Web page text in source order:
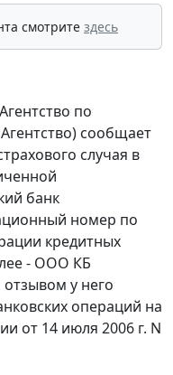
смотрите здесь
по
сообщает
случая в
банк
номер по
кредитных
- ООО КБ
у него
операций на
от 14 июля 2006 г. N